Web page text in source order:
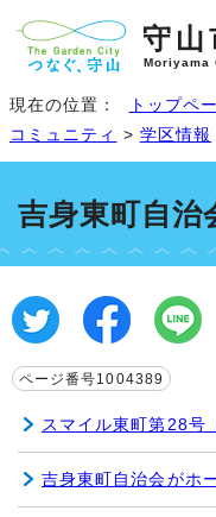
守山
Moriyama
現在の位置： トップペ
コミュニティ
> 学区情報
吉身東町自治
ページ番号1004389
スマイル東町第28号
吉身東町自治会がホ